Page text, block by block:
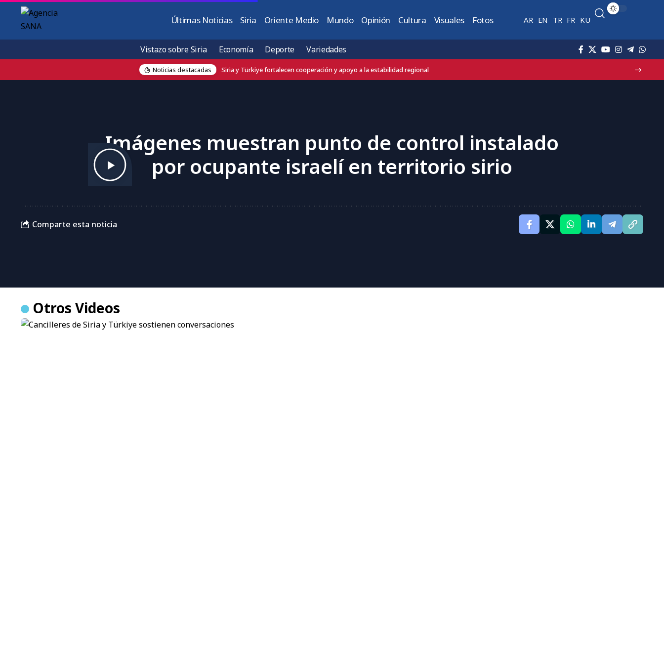
Últimas Noticias Siria Oriente Medio Mundo Opinión Cultura Visuales Fotos AR EN TR FR KU
Vistazo sobre Siria Economía Deporte Variedades
Noticias destacadas Damasco Campo eleva a 8.000 m³ diarios la producción de toba volcánica
Imágenes muestran punto de control instalado
por ocupante israelí en territorio sirio
Comparte esta noticia
Otros Videos